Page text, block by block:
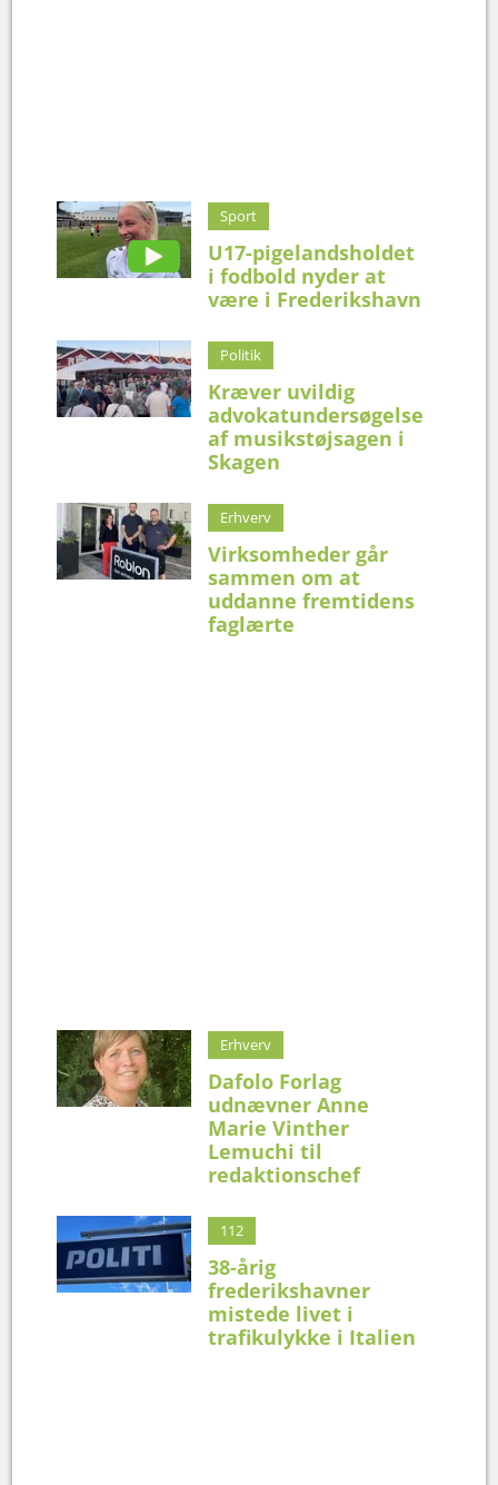
Sport
U17-pigelandsholdet
i fodbold nyder at
være i Frederikshavn
Politik
Kræver uvildig
advokatundersøgelse
af musikstøjsagen i
Skagen
Erhverv
Virksomheder går
sammen om at
uddanne fremtidens
faglærte
Erhverv
Dafolo Forlag
udnævner Anne
Marie Vinther
Lemuchi til
redaktionschef
112
38-årig
frederikshavner
mistede livet i
trafikulykke i Italien